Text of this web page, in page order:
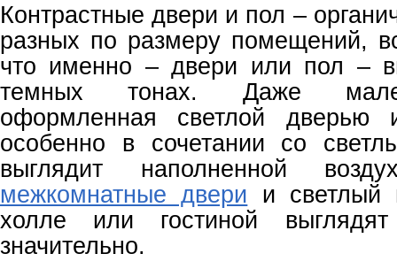
Контрастные двери и пол –
разных по размеру помещений,
что именно – двери или пол –
темных тонах. Даже
оформленная светлой
особенно в сочетании со
выглядит наполненной
межкомнатные двери и светлый
холле или гостиной
значительно.